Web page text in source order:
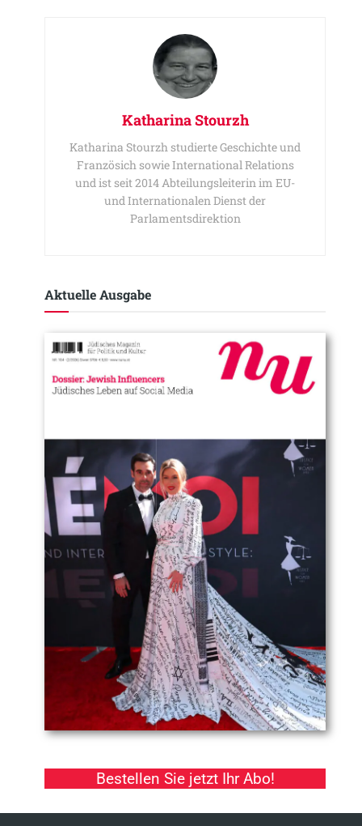
Katharina Stourzh
Katharina Stourzh studierte Geschichte und
Französich sowie International Relations
und ist seit 2014 Abteilungsleiterin im EU-
und Internationalen Dienst der
Parlamentsdirektion
Aktuelle Ausgabe​
Bestellen Sie jetzt Ihr Abo!